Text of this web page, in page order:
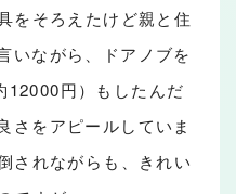
をそろえたけど親と住
いながら、ドアノブを
12000円）もしたんだ
さをアピールしていま
されながらも、きれい